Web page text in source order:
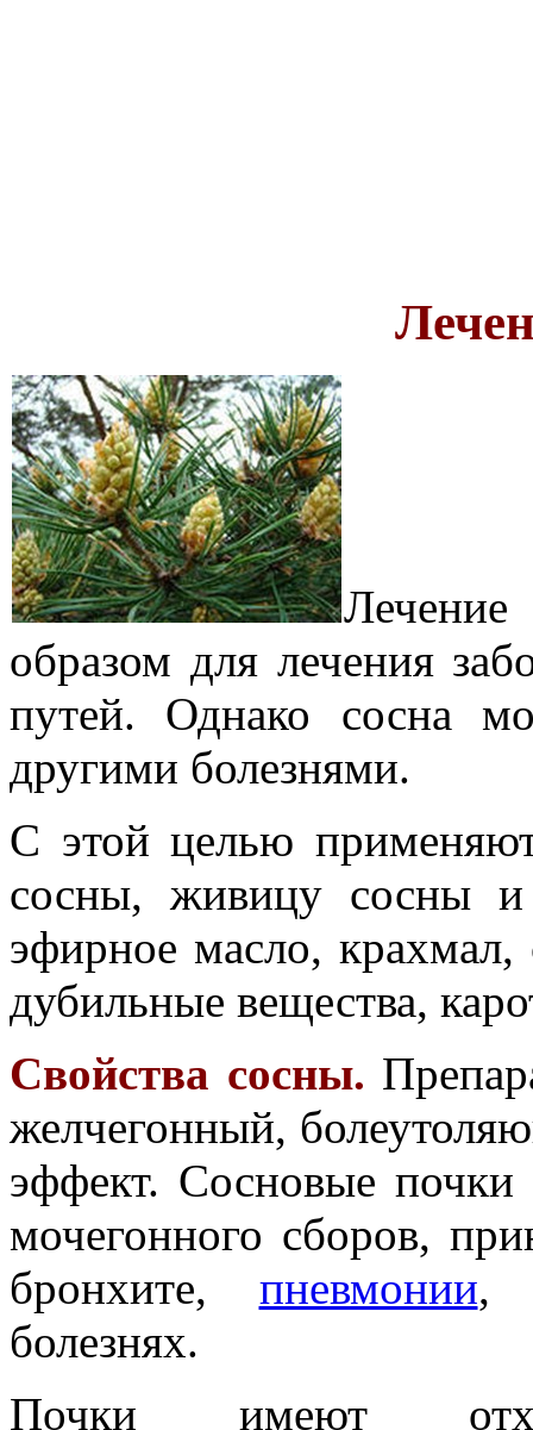
образом для лечения
путей. Однако сосна
другими болезнями.
С этой целью
сосны, живицу сосны и
эфирное масло,
дубильные вещества,
Свойства сосны.
желчегонный,
эффект. Сосновые почки
мочегонного сборов,
бронхите, пневмонии,
болезнях.
Почки имеют